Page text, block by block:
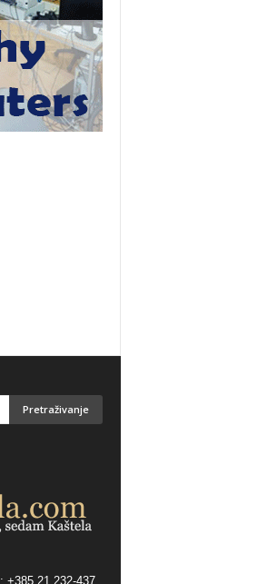
+385 21 232-437